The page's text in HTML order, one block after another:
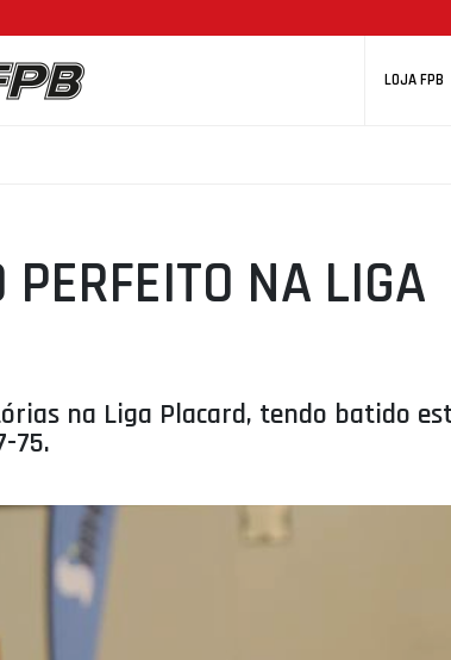
LOJA FPB
NA LIGA
na Liga Placard, tendo batido
75.